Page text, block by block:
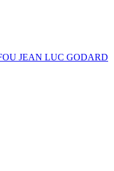
JEAN LUC GODARD